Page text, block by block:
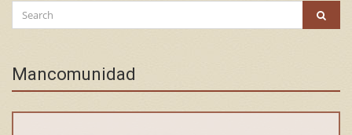
Search
for:
Mancomunidad